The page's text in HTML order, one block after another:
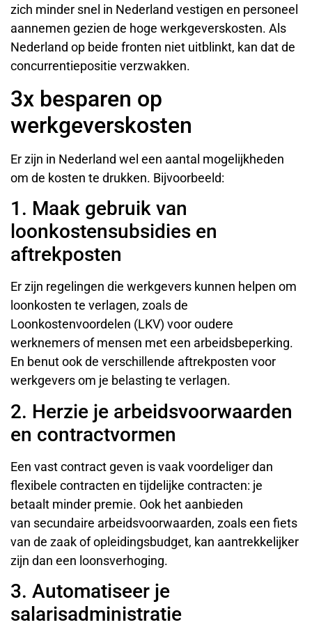
zich minder snel in Nederland vestigen en personeel
aannemen gezien de hoge werkgeverskosten. Als
Nederland op beide fronten niet uitblinkt, kan dat de
concurrentiepositie verzwakken.
3x besparen op
werkgeverskosten
Er zijn in Nederland wel een aantal mogelijkheden
om de kosten te drukken. Bijvoorbeeld:
1. Maak gebruik van
loonkostensubsidies en
aftrekposten
Er zijn regelingen die werkgevers kunnen helpen om
loonkosten te verlagen, zoals de
Loonkostenvoordelen (LKV) voor oudere
werknemers of mensen met een arbeidsbeperking.
En benut ook de verschillende aftrekposten voor
werkgevers om je belasting te verlagen.
2. Herzie je arbeidsvoorwaarden
en contractvormen
Een vast contract geven is vaak voordeliger dan
flexibele contracten en tijdelijke contracten: je
betaalt minder premie. Ook het aanbieden
van secundaire arbeidsvoorwaarden, zoals een fiets
van de zaak of opleidingsbudget, kan aantrekkelijker
zijn dan een loonsverhoging.
3. Automatiseer je
salarisadministratie